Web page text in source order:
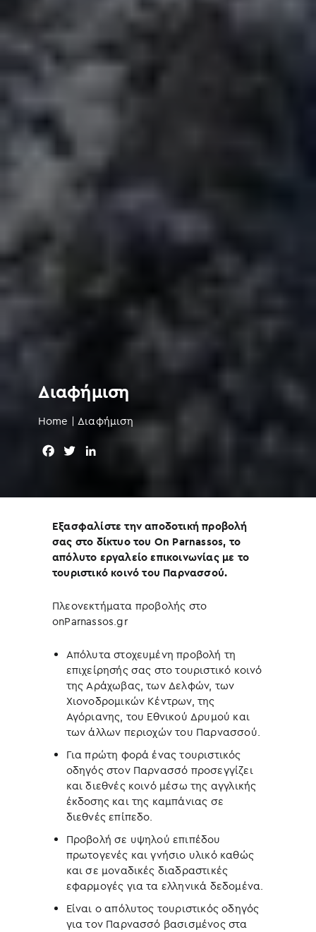
Διαφήμιση
Home |Διαφήμιση
e
o
o
k
t
e
r
k
d
I
n
Εξασφαλίστε την αποδοτική προβολή
σας στο δίκτυο του On Parnassos, το
απόλυτο εργαλείο επικοινωνίας με το
τουριστικό κοινό του Παρνασσού.
Πλεονεκτήματα προβολής στο
onParnassos.gr
Απόλυτα στοχευμένη προβολή τη
επιχείρησής σας στο τουριστικό κοινό
της Αράχωβας, των Δελφών, των
Χιονοδρομικών Κέντρων, της
Αγόριανης, του Εθνικού Δρυμού και
των άλλων περιοχών του Παρνασσού.
Για πρώτη φορά ένας τουριστικός
οδηγός στον Παρνασσό προσεγγίζει
και διεθνές κοινό μέσω της αγγλικής
έκδοσης και της καμπάνιας σε
διεθνές επίπεδο.
Προβολή σε υψηλού επιπέδου
πρωτογενές και γνήσιο υλικό καθώς
και σε μοναδικές διαδραστικές
εφαρμογές για τα ελληνικά δεδομένα.
Είναι ο απόλυτος τουριστικός οδηγός
για τον Παρνασσό βασισμένος στα